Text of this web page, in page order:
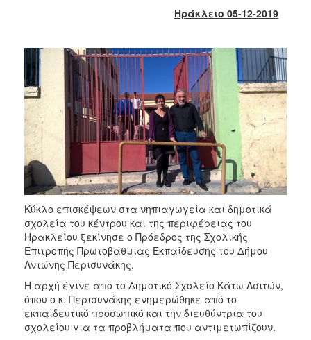
2013
2012
2011
2010
2006
ΔΗΜΟΤΗΣ
ΕΠΙΣΚΕΠΤΗΣ
ΗΡΑΚΛΕΙΟ
Ηράκλειο 05-12-2019
Κύκλο επισκέψεων στα νηπιαγωγεία και δημοτικά
σχολεία του κέντρου και της περιφέρειας του
Ηρακλείου ξεκίνησε ο Πρόεδρος της Σχολικής
Επιτροπής Πρωτοβάθμιας Εκπαίδευσης του Δήμου
Αντώνης Περισυνάκης.
Η αρχή έγινε από το Δημοτικό Σχολείο Κάτω Ασιτών,
όπου ο κ. Περισυνάκης ενημερώθηκε από το
εκπαιδευτικό προσωπικό και την διευθύντρια του
σχολείου για τα προβλήματα που αντιμετωπίζουν.